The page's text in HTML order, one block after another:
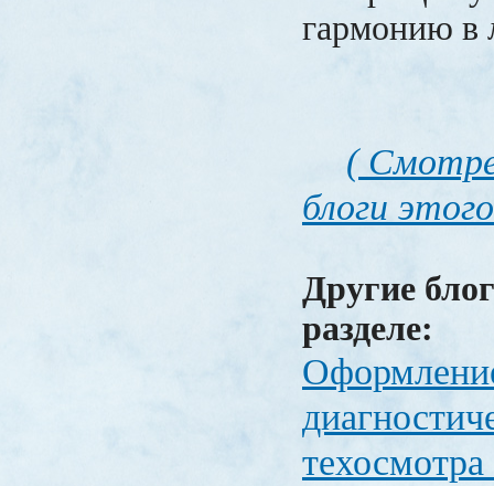
гармонию в
(
блоги
Другие
разделе: